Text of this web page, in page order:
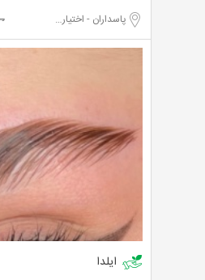
پاسداران - اختیاریه جنوبی
ایلدا